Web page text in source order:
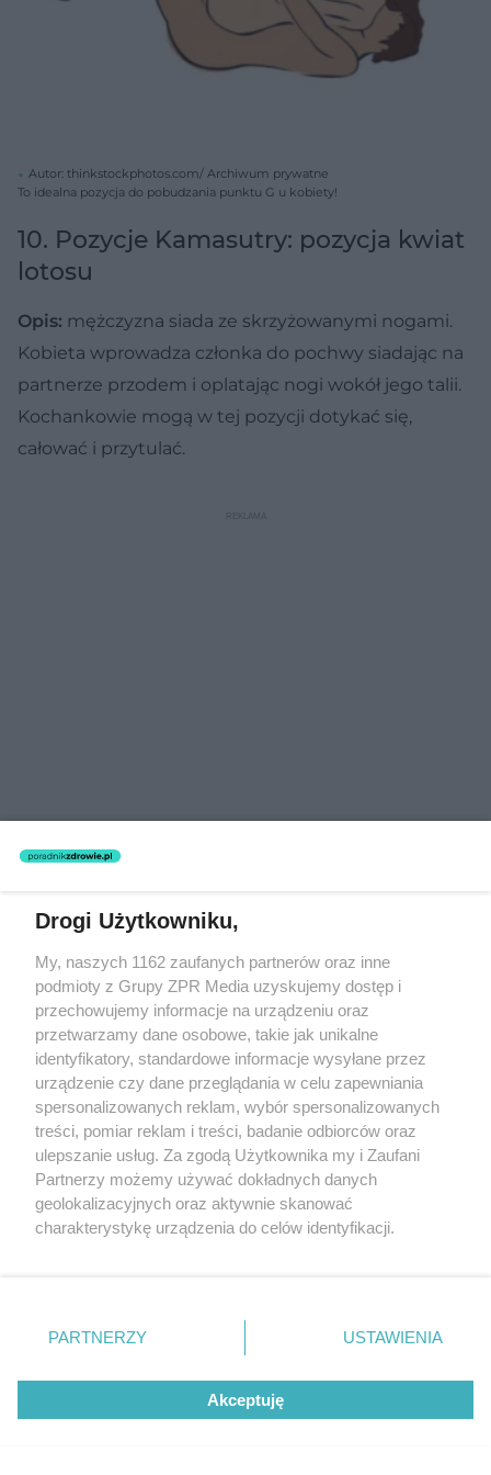
Autor: thinkstockphotos.com/ Archiwum prywatne
To idealna pozycja do pobudzania punktu G u kobiety!
10. Pozycje Kamasutry: pozycja kwiat
lotosu
Opis: mężczyzna siada ze skrzyżowanymi nogami.
Kobieta wprowadza członka do pochwy siadając na
partnerze przodem i oplatając nogi wokół jego talii.
Kochankowie mogą w tej pozycji dotykać się,
całować i przytulać.
Dla kogo?
To pozycja seksualna polecana parom
Drogi Użytkowniku,
My, naszych 1162 zaufanych partnerów oraz inne
podmioty z Grupy ZPR Media uzyskujemy dostęp i
przechowujemy informacje na urządzeniu oraz
przetwarzamy dane osobowe, takie jak unikalne
identyfikatory, standardowe informacje wysyłane przez
urządzenie czy dane przeglądania w celu zapewniania
spersonalizowanych reklam, wybór spersonalizowanych
treści, pomiar reklam i treści, badanie odbiorców oraz
ulepszanie usług. Za zgodą Użytkownika my i Zaufani
Partnerzy możemy używać dokładnych danych
geolokalizacyjnych oraz aktywnie skanować
charakterystykę urządzenia do celów identyfikacji.
zmienić/wycofać klikając przycisk ustawień prywatności
znajdujący się w lewym dolnym rogu strony
rodzaje przetwarzania danych nie wymagają zgody
użytkownika, ale masz prawo sprzeciwić się takiemu
przetwarzaniu. Preferencje będą miały zastosowanie tylko
PARTNERZY USTAWIENIA
Akceptuję